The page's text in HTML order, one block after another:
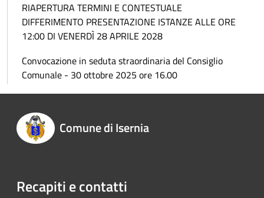
RIAPERTURA TERMINI E CONTESTUALE
DIFFERIMENTO PRESENTAZIONE ISTANZE ALLE ORE
12:00 DI VENERDÌ 28 APRILE 2028
Convocazione in seduta straordinaria del Consiglio
Comunale - 30 ottobre 2025 ore 16.00
Comune di Isernia
Recapiti e contatti